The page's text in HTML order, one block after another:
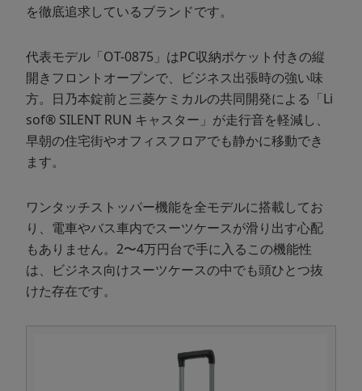
を徹底追求しているブランドです。
代表モデル「OT-0875」はPC収納ポケット付きの縦
開きフロントオープンで、ビジネス出張時の強い味
方。日乃本錠前と三菱ケミカルの共同開発による「Li
sof® SILENT RUN キャスター」が走行音を軽減し、
早朝の住宅街やオフィスフロアでも静かに移動でき
ます。
ワンタッチストッパー機能を全モデルに搭載してお
り、電車やバス車内でスーツケースが滑り出す心配
もありません。2〜4万円台で手に入るこの機能性
は、ビジネス向けスーツケースの中でも頭ひとつ抜
けた存在です。